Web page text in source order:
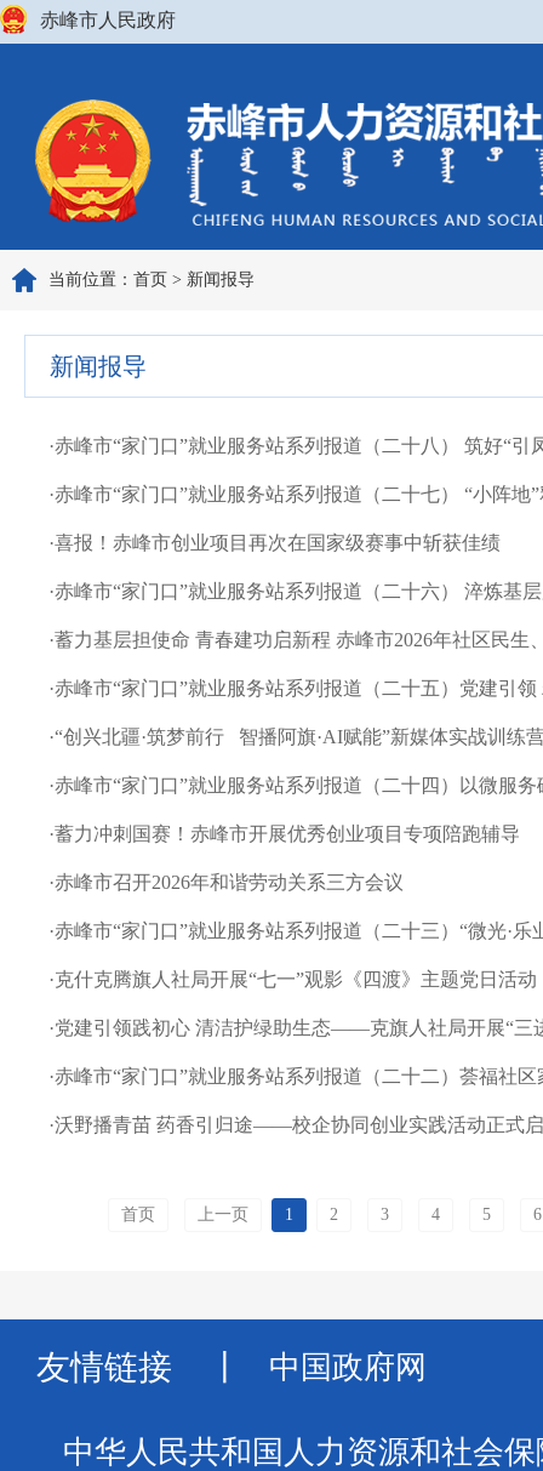
赤峰市人民政府
当前位置： 首页 > 新闻报导
新闻报导
·赤峰市“家门口”就业服务站系列报道（二十八） 筑好“引
·赤峰市“家门口”就业服务站系列报道（二十七） “小阵地”
·喜报！赤峰市创业项目再次在国家级赛事中斩获佳绩
·赤峰市“家门口”就业服务站系列报道（二十六） 淬炼基
·蓄力基层担使命 青春建功启新程 赤峰市2026年社区民生
·赤峰市“家门口”就业服务站系列报道（二十五）党建引
·“创兴北疆·筑梦前行 智播阿旗·AI赋能”新媒体实战训练
·赤峰市“家门口”就业服务站系列报道（二十四）以微服
·蓄力冲刺国赛！赤峰市开展优秀创业项目专项陪跑辅导
·赤峰市召开2026年和谐劳动关系三方会议
·赤峰市“家门口”就业服务站系列报道（二十三）“微光·
·克什克腾旗人社局开展“七一”观影《四渡》主题党日活动
·党建引领践初心 清洁护绿助生态——克旗人社局开展“三
·赤峰市“家门口”就业服务站系列报道（二十二）荟福社
·沃野播青苗 药香引归途——校企协同创业实践活动正式
首页 上一页 1 2 3 4 5 6
友情链接 中国政府网
中华人民共和国人力资源和社会